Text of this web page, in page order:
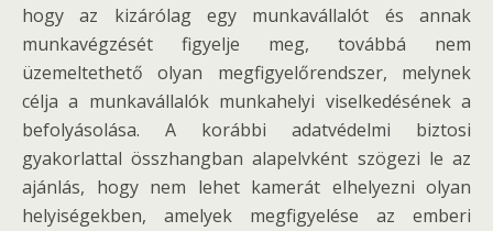
hogy az kizárólag egy munkavállalót és annak
munkavégzését figyelje meg, továbbá nem
üzemeltethető olyan megfigyelőrendszer, melynek
célja a munkavállalók munkahelyi viselkedésének a
befolyásolása. A korábbi adatvédelmi biztosi
gyakorlattal összhangban alapelvként szögezi le az
ajánlás, hogy nem lehet kamerát elhelyezni olyan
helyiségekben, amelyek megfigyelése az emberi